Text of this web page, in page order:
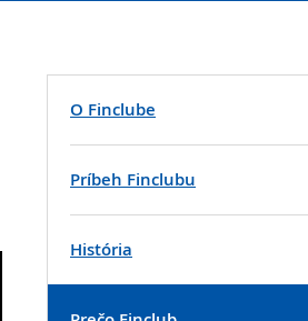
O Finclube
Príbeh Finclubu
História